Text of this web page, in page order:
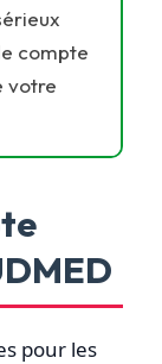
compte
votre
pour les